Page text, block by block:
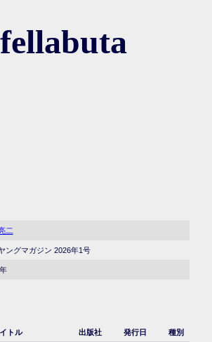
二
ングマガジン 2026年1号
トル 出版社 発行日 種別